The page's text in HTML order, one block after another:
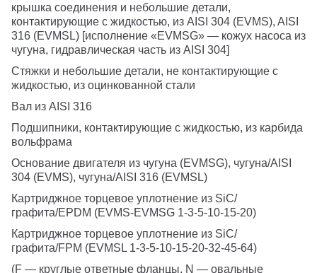
крышка соединения и небольшие детали,
контактирующие с жидкостью, из AISI 304 (EVMS), AISI
316 (EVMSL) [исполнение «EVMSG» — кожух насоса из
чугуна, гидравлическая часть из AISI 304]
Стяжки и небольшие детали, не контактирующие с
жидкостью, из оцинкованной стали
Вал из AISI 316
Подшипники, контактирующие с жидкостью, из карбида
вольфрама
Основание двигателя из чугуна (EVMSG), чугуна/AISI
304 (EVMS), чугуна/AISI 316 (EVMSL)
Картриджное торцевое уплотнение из SiC/
графита/EPDM (EVMS-EVMSG 1-3-5-10-15-20)
Картриджное торцевое уплотнение из SiC/
графита/FPM (EVMSL 1-3-5-10-15-20-32-45-64)
(F — круглые ответные фланцы, N — овальные